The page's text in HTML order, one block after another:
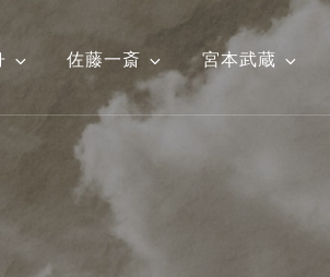
佐藤一斎 宮本武蔵